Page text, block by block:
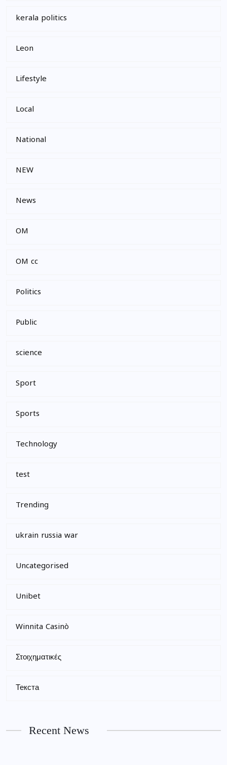
kerala politics
Leon
Lifestyle
Local
National
NEW
News
OM
OM cc
Politics
Public
science
Sport
Sports
Technology
test
Trending
ukrain russia war
Uncategorised
Unibet
Winnita Casinò
Στοιχηματικές
Текста
Recent News